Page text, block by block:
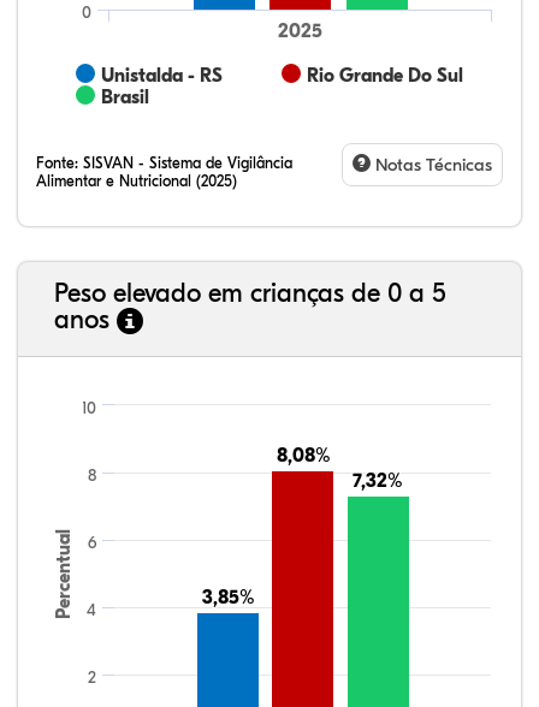
Unistalda - RS
Rio Grande Do Sul
Brasil
2025
0
Fonte: SISVAN - Sistema de Vigilância
Alimentar e Nutricional (2025)
Notas Técnicas
Peso elevado em crianças de 0 a 5
anos
Percentual 3,85%
3,85%
8,08%
8,08%
7,32%
7,32%
2
4
6
8
10